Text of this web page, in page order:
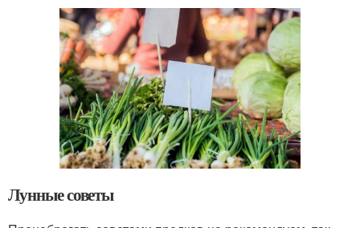
Лунные советы